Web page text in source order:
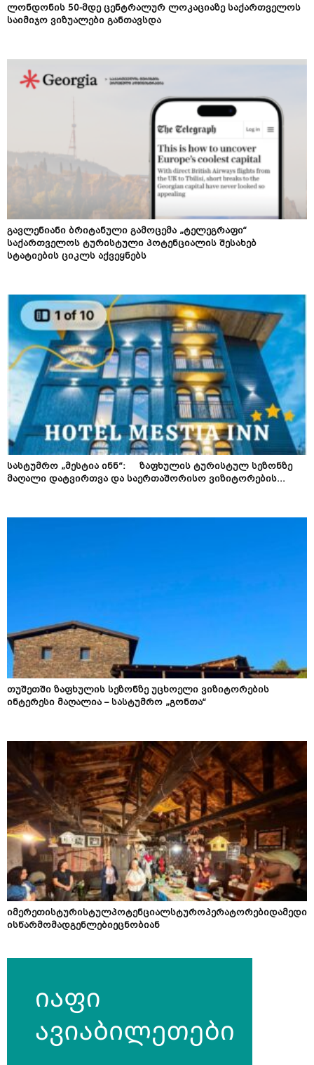
ლონდონის 50-მდე ცენტრალურ ლოკაციაზე საქართველოს
საიმიჯო ვიზუალები განთავსდა
გავლენიანი ბრიტანული გამოცემა „ტელეგრაფი“
საქართველოს ტურისტული პოტენციალის შესახებ
სტატიების ციკლს აქვეყნებს
სასტუმრო „მესტია ინნ“: ზაფხულის ტურისტულ სეზონზე
მაღალი დატვირთვა და საერთაშორისო ვიზიტორების...
თუშეთში ზაფხულის სეზონზე უცხოელი ვიზიტორების
ინტერესი მაღალია – სასტუმრო „გონთა“
იმერეთისტურისტულპოტენციალსტუროპერატორებიდამედი
ისწარმომადგენლებიეცნობიან